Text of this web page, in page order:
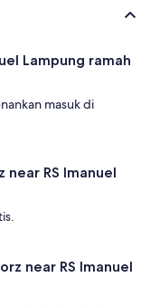
Lampung ramah
masuk di
RS Imanuel
near RS Imanuel